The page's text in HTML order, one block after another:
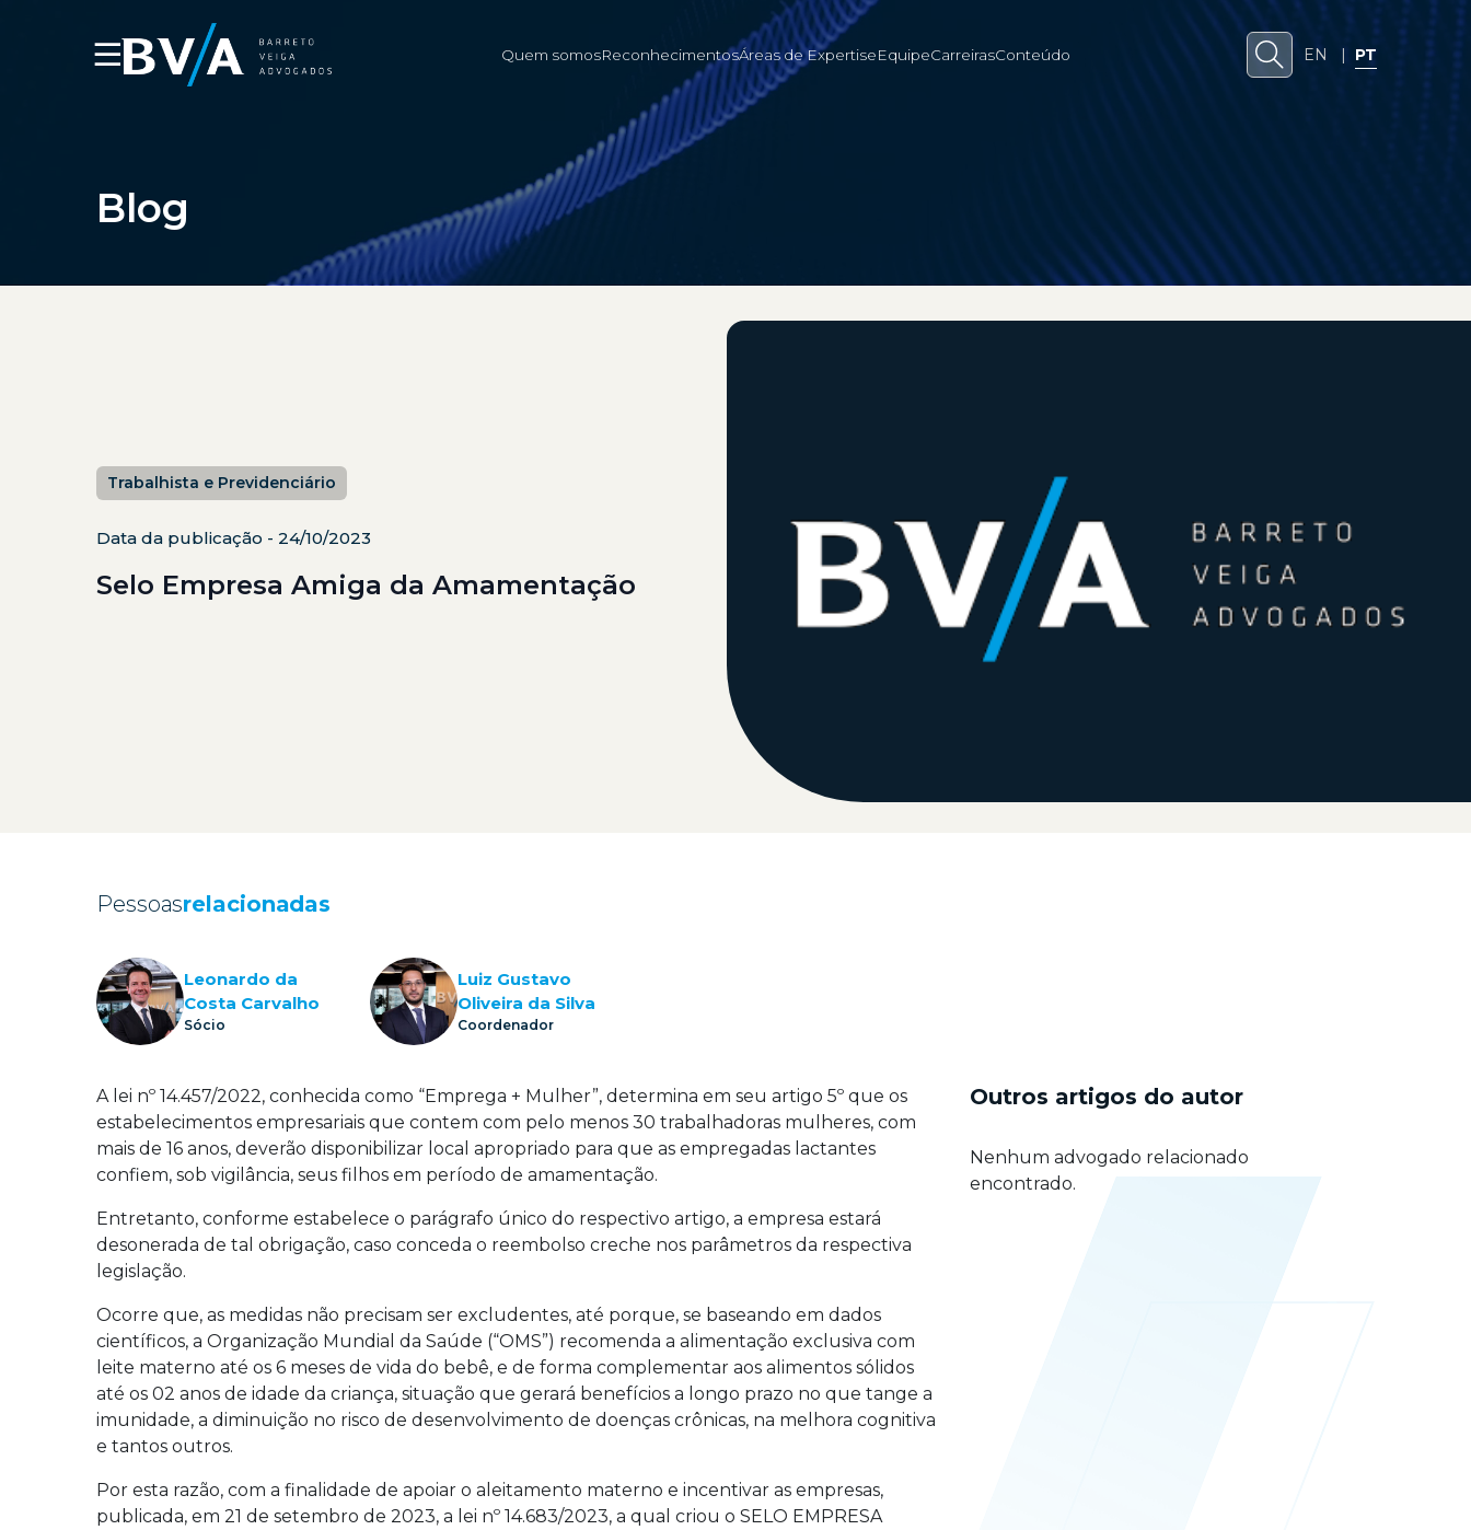
☰ Quem somosReconhecimentosÁreas de ExpertiseEquipeCarreirasConteúdo EN | PT
Blog
Trabalhista e Previdenciário
Data da publicação - 24/10/2023
Selo Empresa Amiga da Amamentação
Pessoasrelacionadas
Leonardo da
Costa Carvalho
Sócio
Luiz Gustavo
Oliveira da Silva
Coordenador
A lei nº 14.457/2022, conhecida como “Emprega + Mulher”, determina em seu artigo 5º que os
estabelecimentos empresariais que contem com pelo menos 30 trabalhadoras mulheres, com
mais de 16 anos, deverão disponibilizar local apropriado para que as empregadas lactantes
confiem, sob vigilância, seus filhos em período de amamentação.
Entretanto, conforme estabelece o parágrafo único do respectivo artigo, a empresa estará
desonerada de tal obrigação, caso conceda o reembolso creche nos parâmetros da respectiva
legislação.
Ocorre que, as medidas não precisam ser excludentes, até porque, se baseando em dados
científicos, a Organização Mundial da Saúde (“OMS”) recomenda a alimentação exclusiva com
leite materno até os 6 meses de vida do bebê, e de forma complementar aos alimentos sólidos
até os 02 anos de idade da criança, situação que gerará benefícios a longo prazo no que tange a
imunidade, a diminuição no risco de desenvolvimento de doenças crônicas, na melhora cognitiva
e tantos outros.
Por esta razão, com a finalidade de apoiar o aleitamento materno e incentivar as empresas,
publicada, em 21 de setembro de 2023, a lei nº 14.683/2023, a qual criou o SELO EMPRESA
Outros artigos do autor
Nenhum advogado relacionado
encontrado.